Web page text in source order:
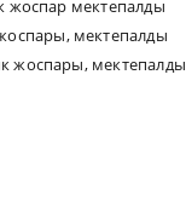
жоспар мектепалды
, мектепалды
жоспары, мектепалды